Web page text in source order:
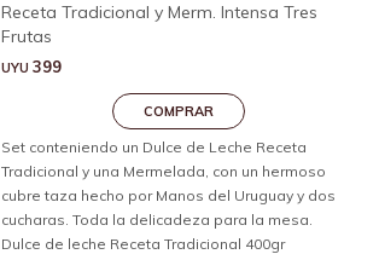
Receta Tradicional y Merm. Intensa Tres
Frutas
UYU 399
Set conteniendo un Dulce de Leche Receta
Tradicional y una Mermelada, con un hermoso
cubre taza hecho por Manos del Uruguay y dos
cucharas. Toda la delicadeza para la mesa.
Dulce de leche Receta Tradicional 400gr